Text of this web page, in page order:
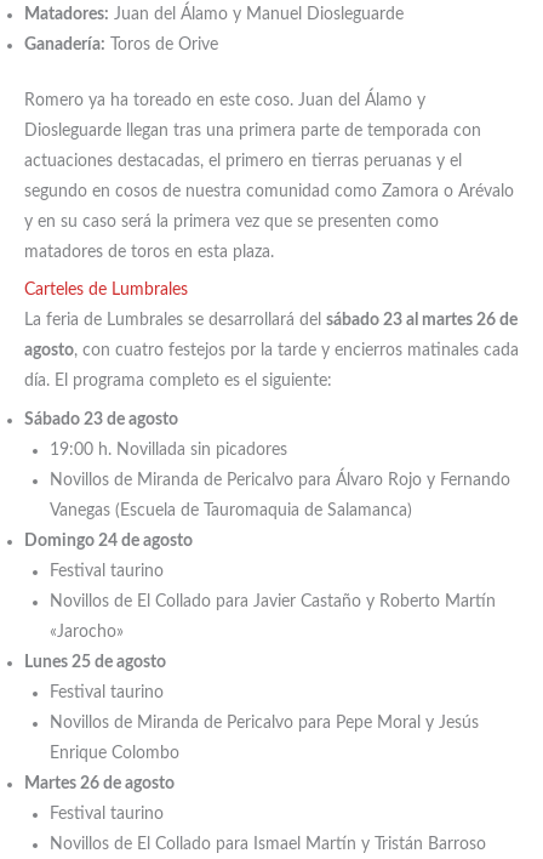
Matadores: Juan del Álamo y Manuel Diosleguarde
Ganadería: Toros de Orive
Romero ya ha toreado en este coso. Juan del Álamo y
Diosleguarde llegan tras una primera parte de temporada con
actuaciones destacadas, el primero en tierras peruanas y el
segundo en cosos de nuestra comunidad como Zamora o Arévalo
y en su caso será la primera vez que se presenten como
matadores de toros en esta plaza.
Carteles de Lumbrales
La feria de Lumbrales se desarrollará del sábado 23 al martes 26 de
agosto, con cuatro festejos por la tarde y encierros matinales cada
día. El programa completo es el siguiente:
Sábado 23 de agosto
19:00 h. Novillada sin picadores
Novillos de Miranda de Pericalvo para Álvaro Rojo y Fernando
Vanegas (Escuela de Tauromaquia de Salamanca)
Domingo 24 de agosto
Festival taurino
Novillos de El Collado para Javier Castaño y Roberto Martín
«Jarocho»
Lunes 25 de agosto
Festival taurino
Novillos de Miranda de Pericalvo para Pepe Moral y Jesús
Enrique Colombo
Martes 26 de agosto
Festival taurino
Novillos de El Collado para Ismael Martín y Tristán Barroso